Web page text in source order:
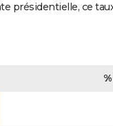
présidentielle, ce